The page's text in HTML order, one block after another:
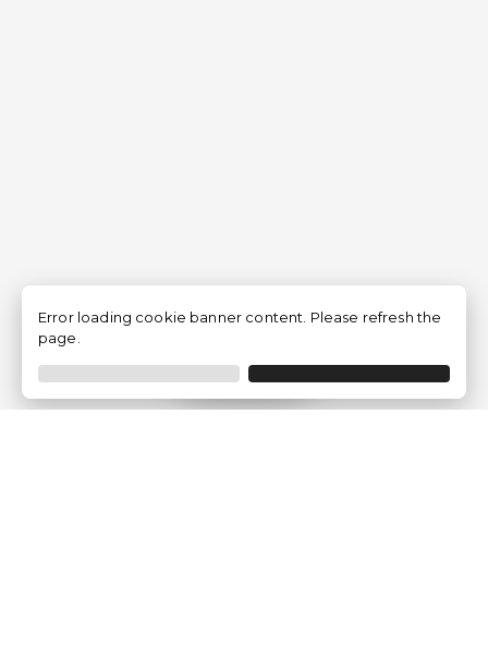
Filtrer
Error loading cookie banner content. Please refresh the
page.